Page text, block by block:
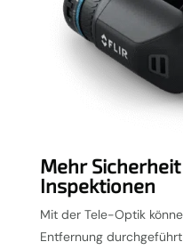
Mehr
Inspektionen
Mit der Tele-Optik
Entfernung